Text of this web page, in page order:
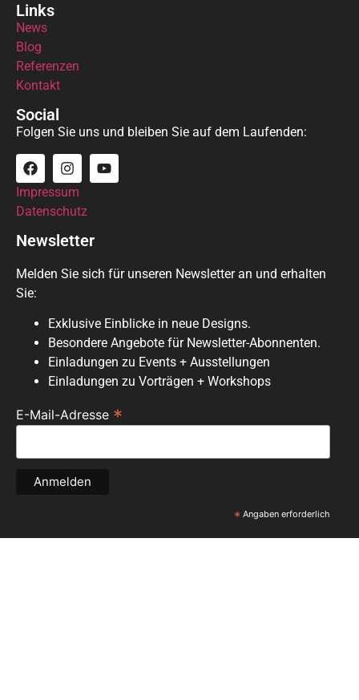
Links
News
Blog
Referenzen
Kontakt
Social
Folgen Sie uns und bleiben Sie auf dem Laufenden:
Impressum
Datenschutz
Newsletter
Melden Sie sich für unseren Newsletter an und erhalten
Sie:
Exklusive Einblicke in neue Designs.
Besondere Angebote für Newsletter-Abonnenten.
Einladungen zu Events + Ausstellungen
Einladungen zu Vorträgen + Workshops
E-Mail-Adresse *
* Angaben erforderlich